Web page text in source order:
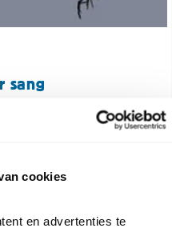
cookies
en advertenties te
sang